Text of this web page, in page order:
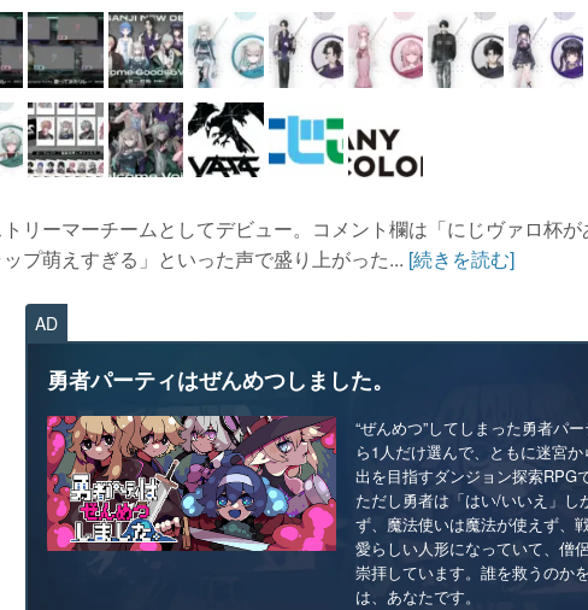
リーマーチームとしてデビュー。コメント欄は「にじヴァロ杯が
ップ萌えすぎる」といった声で盛り上がった... [続きを読む]
AD
勇者パーティはぜんめつしました。
“ぜんめつ”してしまった勇者パ
ら1人だけ選んで、ともに迷宮
出を目指すダンジョン探索RPGで
ただし勇者は「はい/いいえ」し
ず、魔法使いは魔法が使えず、
愛らしい人形になっていて、僧
崇拝しています。誰を救うのか
は、あなたです。